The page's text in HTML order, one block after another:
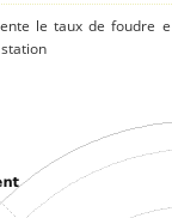
le taux de foudre